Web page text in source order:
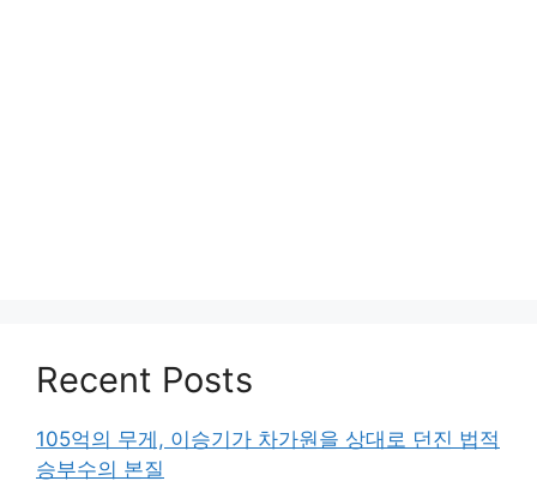
Recent Posts
105억의 무게, 이승기가 차가원을 상대로 던진 법적
승부수의 본질